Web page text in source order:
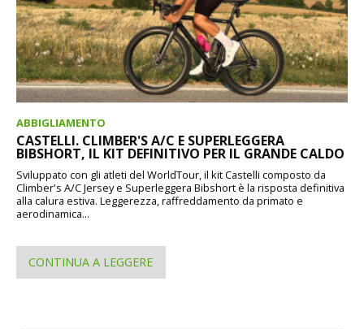
ABBIGLIAMENTO
CASTELLI. CLIMBER'S A/C E SUPERLEGGERA
BIBSHORT, IL KIT DEFINITIVO PER IL GRANDE CALDO
Sviluppato con gli atleti del WorldTour, il kit Castelli composto da
Climber's A/C Jersey e Superleggera Bibshort è la risposta definitiva
alla calura estiva. Leggerezza, raffreddamento da primato e
aerodinamica...
CONTINUA A LEGGERE